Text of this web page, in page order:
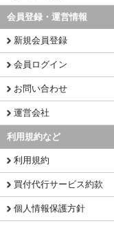
会員登録・運営情報
新規会員登録
会員ログイン
お問い合わせ
運営会社
利用規約など
利用規約
買付代行サービス約款
個人情報保護方針